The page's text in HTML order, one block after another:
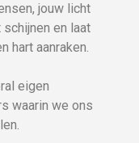
jouw licht
en laat
hart aanraken.
eigen
waarin we ons